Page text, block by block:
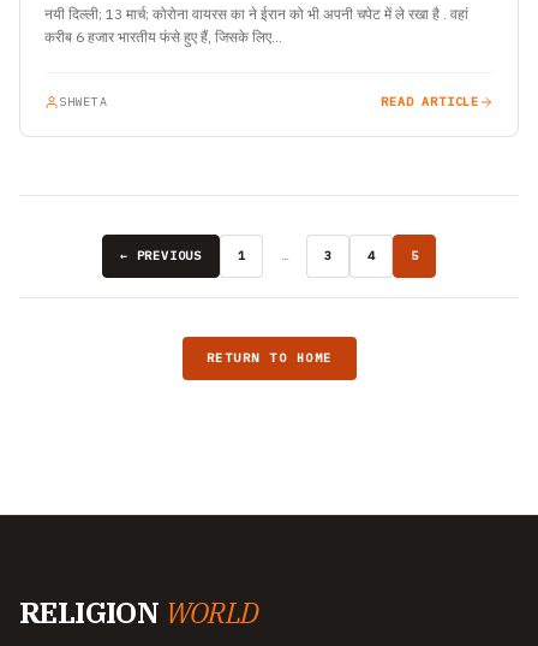
नयी दिल्ली; 13 मार्च; कोरोना वायरस का ने ईरान को भी अपनी चपेट में ले रखा है . वहां
करीब 6 हजार भारतीय फंसे हुए हैं, जिसके लिए…
SHWETA READ ARTICLE
← PREVIOUS 1 … 3 4 5
RETURN TO HOME
RELIGION WORLD